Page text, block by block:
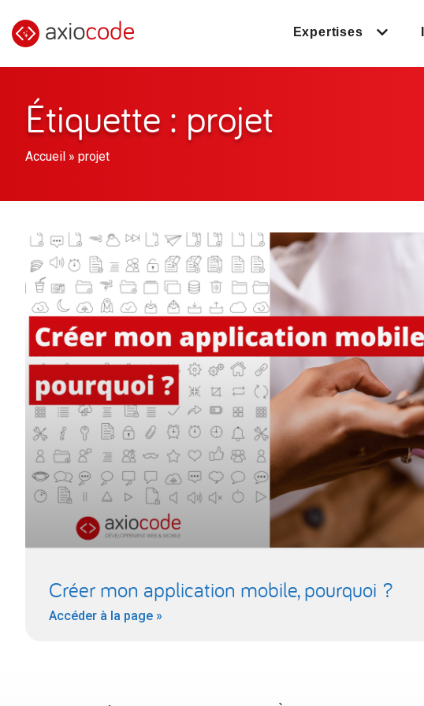
Expertises
Étiquette : projet
Accueil » projet
Créer mon application mobile, pourquoi ?
Accéder à la page »